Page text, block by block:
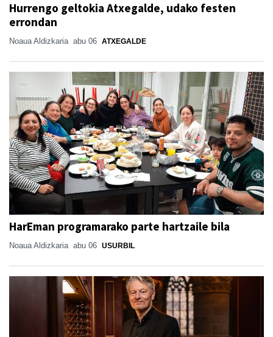
Hurrengo geltokia Atxegalde, udako festen
errondan
Noaua Aldizkaria abu 06 ATXEGALDE
HarEman programarako parte hartzaile bila
Noaua Aldizkaria abu 06 USURBIL